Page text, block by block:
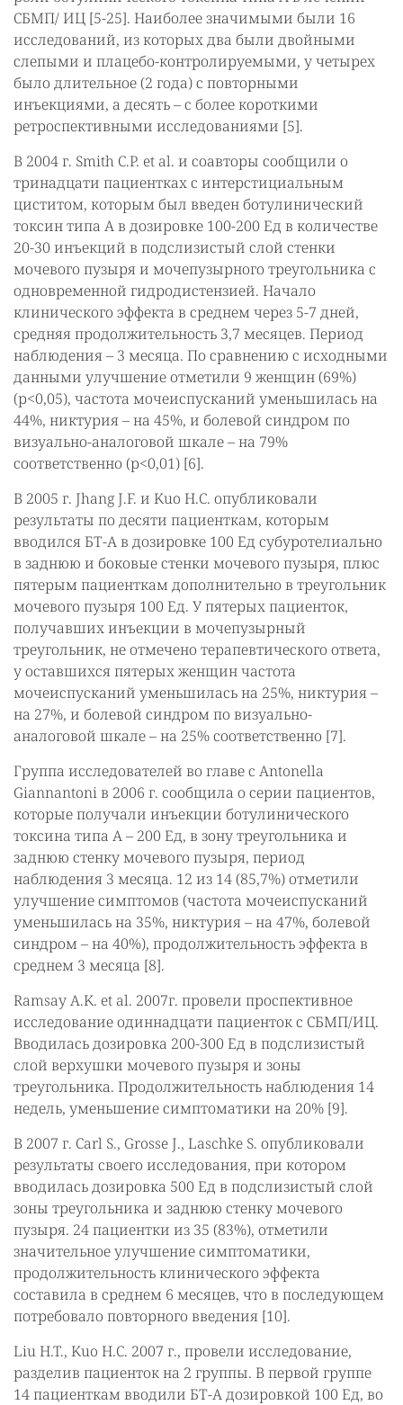
СБМП/ ИЦ [5-25]. Наиболее значимыми были 16
исследований, из которых два были двойными
слепыми и плацебо-контролируемыми, у четырех
было длительное (2 года) с повторными
инъекциями, а десять – с более короткими
ретроспективными исследованиями [5].
В 2004 г. Smith C.P. et al. и соавторы сообщили о
тринадцати пациентках с интерстициальным
циститом, которым был введен ботулинический
токсин типа А в дозировке 100-200 Ед в количестве
20-30 инъекций в подслизистый слой стенки
мочевого пузыря и мочепузырного треугольника с
одновременной гидродистензией. Начало
клинического эффекта в среднем через 5-7 дней,
средняя продолжительность 3,7 месяцев. Период
наблюдения – 3 месяца. По сравнению с исходными
данными улучшение отметили 9 женщин (69%)
(р<0,05), частота мочеиспусканий уменьшилась на
44%, никтурия – на 45%, и болевой синдром по
визуально-аналоговой шкале – на 79%
соответственно (р<0,01) [6].
В 2005 г. Jhang J.F. и Kuo H.C. опубликовали
результаты по десяти пациенткам, которым
вводился БТ-А в дозировке 100 Ед субуротелиально
в заднюю и боковые стенки мочевого пузыря, плюс
пятерым пациенткам дополнительно в треугольник
мочевого пузыря 100 Ед. У пятерых пациенток,
получавших инъекции в мочепузырный
треугольник, не отмечено терапевтического ответа,
у оставшихся пятерых женщин частота
мочеиспусканий уменьшилась на 25%, никтурия –
на 27%, и болевой синдром по визуально-
аналоговой шкале – на 25% соответственно [7].
Группа исследователей во главе с Antonella
Giannantoni в 2006 г. сообщила о серии пациентов,
которые получали инъекции ботулинического
токсина типа А – 200 Ед, в зону треугольника и
заднюю стенку мочевого пузыря, период
наблюдения 3 месяца. 12 из 14 (85,7%) отметили
улучшение симптомов (частота мочеиспусканий
уменьшилась на 35%, никтурия – на 47%, болевой
синдром – на 40%), продолжительность эффекта в
среднем 3 месяца [8].
Ramsay A.K. et al. 2007г. провели проспективное
исследование одиннадцати пациенток с СБМП/ИЦ.
Вводилась дозировка 200-300 Ед в подслизистый
слой верхушки мочевого пузыря и зоны
треугольника. Продолжительность наблюдения 14
недель, уменьшение симптоматики на 20% [9].
В 2007 г. Carl S., Grosse J., Laschke S. опубликовали
результаты своего исследования, при котором
вводилась дозировка 500 Ед в подслизистый слой
зоны треугольника и заднюю стенку мочевого
пузыря. 24 пациентки из 35 (83%), отметили
значительное улучшение симптоматики,
продолжительность клинического эффекта
составила в среднем 6 месяцев, что в последующем
потребовало повторного введения [10].
Liu H.T., Kuo H.C. 2007 г., провели исследование,
разделив пациенток на 2 группы. В первой группе
14 пациенткам вводили БТ-А дозировкой 100 Ед, во